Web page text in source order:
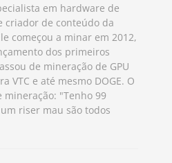
em hardware de
criador de conteúdo da
começou a minar em 2012,
dos primeiros
de mineração de GPU
VTC e até mesmo DOGE. O
mineração: "Tenho 99
riser mau são todos